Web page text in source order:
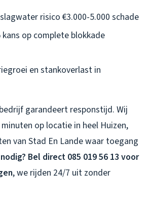
risico €3.000-5.000 schade
kans op complete blokkade
en stankoverlast in
garandeert responstijd. Wij
op locatie in heel Huizen,
van Stad En Lande waar toegang
Bel direct 085 019 56 13 voor
, we rijden 24/7 uit zonder